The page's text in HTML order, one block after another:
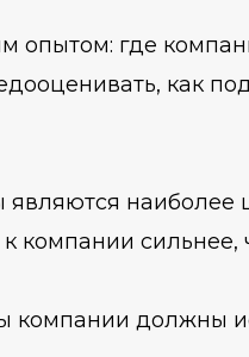
опытом: где
как
компании
должны